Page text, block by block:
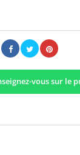
vous sur le